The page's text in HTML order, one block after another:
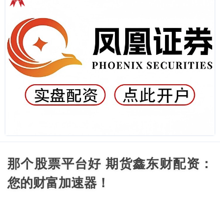
那个股票平台好 期货鑫东财配资：
您的财富加速器！